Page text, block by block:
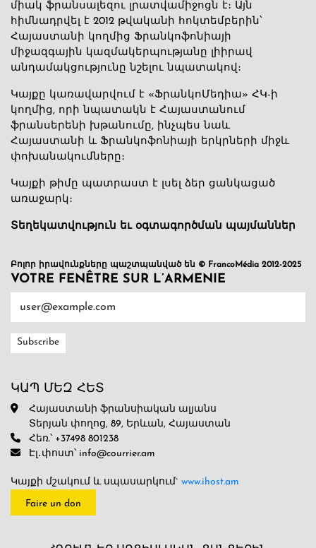
միակ ֆրանսալեզու լրատվամիջոցն է։ Այն
հիմնադրվել է 2012 թվականի հոկտեմբերին՝
Հայաստանի կողմից Ֆրանկոֆոնիայի
միջազգային կազմակերպությանը լիիրավ
անդամակցությունը նշելու նպատակով։
Կայքը կառավարվում է «ՖրանկոՄեդիա» ՀԿ-ի
կողմից, որի նպատակն է Հայաստանում
ֆրանսերենի խթանումը, ինչպես նաև
Հայաստանի և Ֆրանկոֆոնիայի երկրների միջև
փոխանակումները։
Կայքի թիմը պատրաստ է լսել ձեր ցանկացած
առաջարկ։
Տեղեկատվություն եւ օգտագործման պայմաններ
Բոլոր իրավունքները պաշտպանված են © FrancoMédia 2012-2025
VOTRE FENÊTRE SUR L’ARMENIE
ԿԱՊ ՄԵԶ ՀԵՏ
Հայաստանի ֆրանսիական ալյանս
Տերյան փողոց, 89, Երևան, Հայաստան
Հեռ.՝ +37498 801238
Էլ․փոստ՝ info@courrier.am
Կայքի մշակում և սպասարկում` www.ihost.am
Faire un don